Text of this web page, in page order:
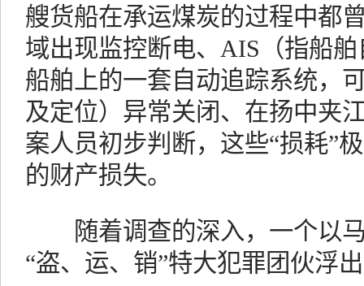
艘货船在承运煤炭的过程中都
域出现监控断电、AIS（指船
船舶上的一套自动追踪系统，
及定位）异常关闭、在扬中夹
案人员初步判断，这些“损耗”
的财产损失。
随着调查的深入，一个以马
“盗、运、销”特大犯罪团伙浮